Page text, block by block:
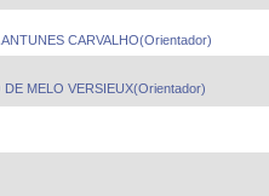
ANTUNES CARVALHO(Orientador)
DE MELO VERSIEUX(Orientador)